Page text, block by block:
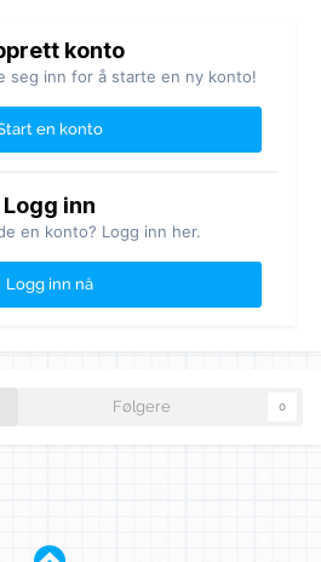
konto
seg inn for å starte en ny konto!
en konto
Logg inn
en konto? Logg inn her.
Logg inn nå
Følgere 0